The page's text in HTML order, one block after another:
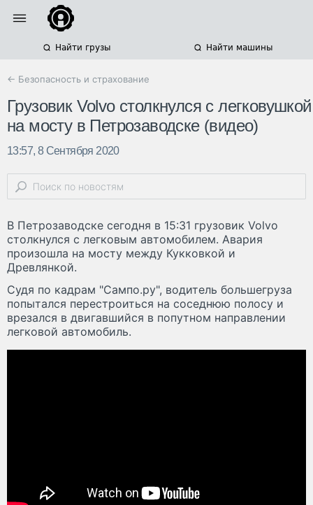
Найти грузы Найти машины
← Безопасность и страхование
Грузовик Volvo столкнулся с легковушкой
на мосту в Петрозаводске (видео)
13:57, 8 Сентября 2020
В Петрозаводске сегодня в 15:31 грузовик Volvo
столкнулся с легковым автомобилем. Авария
произошла на мосту между Кукковкой и
Древлянкой.
Судя по кадрам "Сампо.ру", водитель большегруза
попытался перестроиться на соседнюю полосу и
врезался в двигавшийся в попутном направлении
легковой автомобиль.